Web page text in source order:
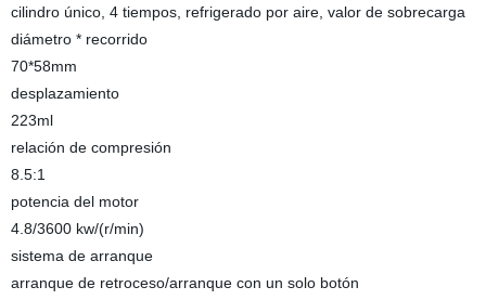
cilindro único, 4 tiempos, refrigerado por aire, valor de sobrecarga
diámetro * recorrido
70*58mm
desplazamiento
223ml
relación de compresión
8.5:1
potencia del motor
4.8/3600 kw/(r/min)
sistema de arranque
arranque de retroceso/arranque con un solo botón